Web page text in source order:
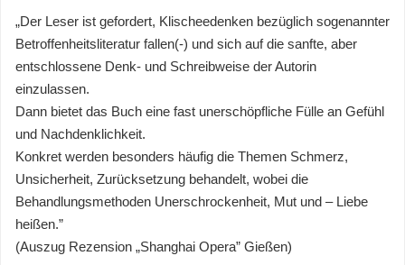
„Der Leser ist gefordert, Klischeedenken bezüglich sogenannter
Betroffenheitsliteratur fallen(-) und sich auf die sanfte, aber
entschlossene Denk- und Schreibweise der Autorin
einzulassen.
Dann bietet das Buch eine fast unerschöpfliche Fülle an Gefühl
und Nachdenklichkeit.
Konkret werden besonders häufig die Themen Schmerz,
Unsicherheit, Zurücksetzung behandelt, wobei die
Behandlungsmethoden Unerschrockenheit, Mut und – Liebe
heißen.”
(Auszug Rezension „Shanghai Opera” Gießen)